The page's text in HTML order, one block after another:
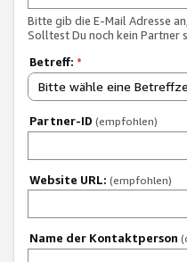
Bitte gib die E-Mail Adresse
Solltest Du noch kein Partner
Betreff: *
Bitte wähle eine
Partner-ID (empfohlen)
Website URL: (empfohlen)
Name der Kontaktperson